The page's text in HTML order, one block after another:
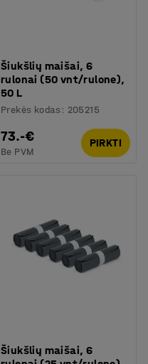
Šiukšlių maišai, 6
rulonai (50 vnt/rulone),
50 L
Prekės kodas : 205215
73.-€
Be PVM
PIRKTI
Šiukšlių maišai, 6